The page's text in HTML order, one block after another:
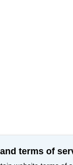
terms of